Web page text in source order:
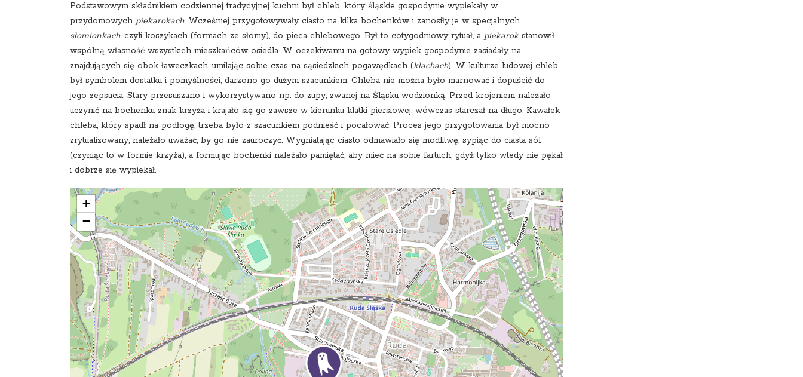
Podstawowym składnikiem codziennej tradycyjnej kuchni był chleb, który śląskie gospodynie wypiekały w
przydomowych piekarokach. Wcześniej przygotowywały ciasto na kilka bochenków i zanosiły je w specjalnych
słomionkach, czyli koszykach (formach ze słomy), do pieca chlebowego. Był to cotygodniowy rytuał, a piekarokstanowił
wspólną własność wszystkich mieszkańców osiedla. W oczekiwaniu na gotowy wypiek gospodynie zasiadały na
znajdujących się obok ławeczkach, umilając sobie czas na sąsiedzkich pogawędkach (klachach). W kulturze ludowej chleb
był symbolem dostatku i pomyślności, darzono go dużym szacunkiem. Chleba nie można było marnować i dopuścić do
jego zepsucia. Stary przesuszano i wykorzystywano np. do zupy, zwanej na Śląsku wodzionką. Przed krojeniem należało
uczynić na bochenku znak krzyża i krajało się go zawsze w kierunku klatki piersiowej, wówczas starczał na długo. Kawałek
chleba, który spadł na podłogę, trzeba było z szacunkiem podnieść i pocałować. Proces jego przygotowania był mocno
zrytualizowany, należało uważać, by go nie zauroczyć. Wygniatając ciasto odmawiało się modlitwę, sypiąc do ciasta sól
(czyniąc to w formie krzyża), a formując bochenki należało pamiętać, aby mieć na sobie fartuch, gdyż tylko wtedy nie pękał
i dobrze się wypiekał.
+
−